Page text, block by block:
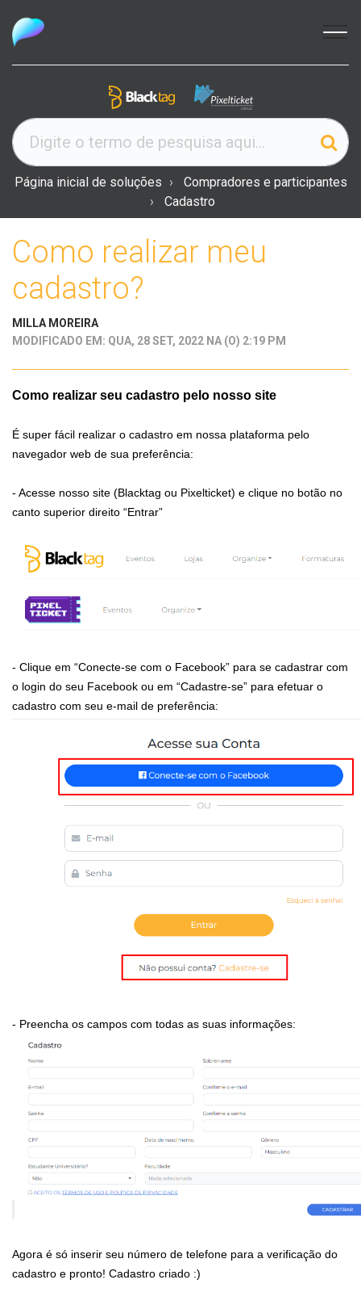
Página inicial de soluções
Compradores e participantes
Cadastro
Como realizar meu
cadastro?
MILLA MOREIRA
MODIFICADO EM: QUA, 28 SET, 2022 NA (O) 2:19 PM
Como realizar seu cadastro pelo nosso site
É super fácil realizar o cadastro em nossa plataforma pelo
navegador web de sua preferência:
- Acesse nosso site (Blacktag ou Pixelticket) e clique no botão no
canto superior direito “Entrar”
- Clique em “Conecte-se com o Facebook” para se cadastrar com
o login do seu Facebook ou em “Cadastre-se” para efetuar o
cadastro com seu e-mail de preferência:
- Preencha os campos com todas as suas informações:
Agora é só inserir seu número de telefone para a verificação do
cadastro e pronto! Cadastro criado :)